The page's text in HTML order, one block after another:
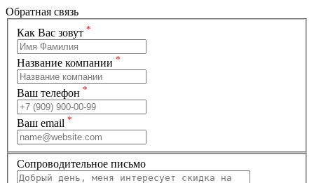
Обратная связь
Как Вас зовут *
Название компании *
Ваш телефон *
Ваш email *
Сопроводительное письмо